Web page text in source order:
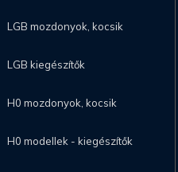
LGB mozdonyok, kocsik
LGB kiegészítők
H0 mozdonyok, kocsik
H0 modellek - kiegészítők